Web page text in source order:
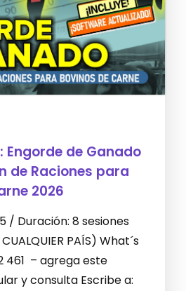
Engorde de Ganado
de Raciones para
2026
/ Duración: 8 sesiones
CUALQUIER PAÍS) What´s
461 – agrega este
y consulta Escribe a: